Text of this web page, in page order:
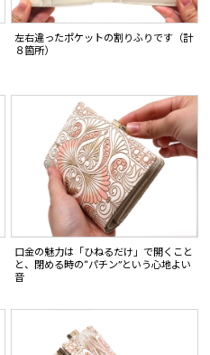
左右違ったポケットの割りふりです（計
８箇所）
口金の魅力は「ひねるだけ」で開くこと
と、閉める時の“パチン”という心地よい
音